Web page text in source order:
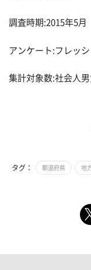
調査時期:2015年5月
アンケート:フレッ
集計対象数:社会人
タグ： 都道府県 地